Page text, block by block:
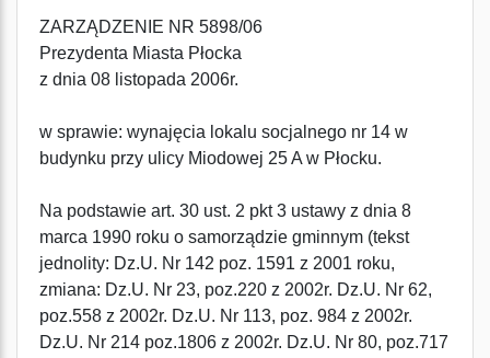
ZARZĄDZENIE NR 5898/06
Prezydenta Miasta Płocka
z dnia 08 listopada 2006r.
w sprawie: wynajęcia lokalu socjalnego nr 14 w
budynku przy ulicy Miodowej 25 A w Płocku.
Na podstawie art. 30 ust. 2 pkt 3 ustawy z dnia 8
marca 1990 roku o samorządzie gminnym (tekst
jednolity: Dz.U. Nr 142 poz. 1591 z 2001 roku,
zmiana: Dz.U. Nr 23, poz.220 z 2002r. Dz.U. Nr 62,
poz.558 z 2002r. Dz.U. Nr 113, poz. 984 z 2002r.
Dz.U. Nr 214 poz.1806 z 2002r. Dz.U. Nr 80, poz.717